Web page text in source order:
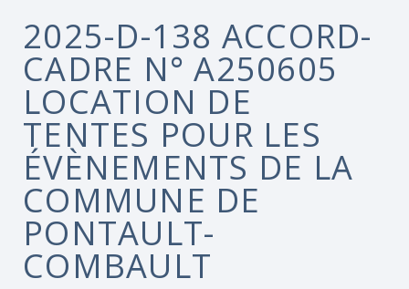
2025-D-138 ACCORD-
CADRE N° A250605
LOCATION DE
TENTES POUR LES
ÉVÈNEMENTS DE LA
COMMUNE DE
PONTAULT-
COMBAULT